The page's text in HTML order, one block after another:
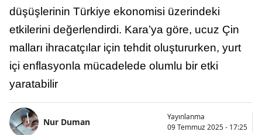
düşüşlerinin Türkiye ekonomisi üzerindeki
etkilerini değerlendirdi. Kara’ya göre, ucuz Çin
malları ihracatçılar için tehdit oluştururken, yurt
içi enflasyonla mücadelede olumlu bir etki
yaratabilir
Nur Duman
Yayınlanma
09 Temmuz 2025 - 17:25